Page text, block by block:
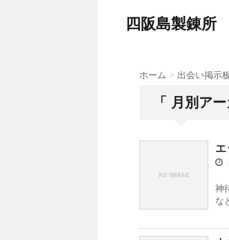
四阪島製錬所
ホーム > 出会い掲示
「 月別ア
エ
神
な